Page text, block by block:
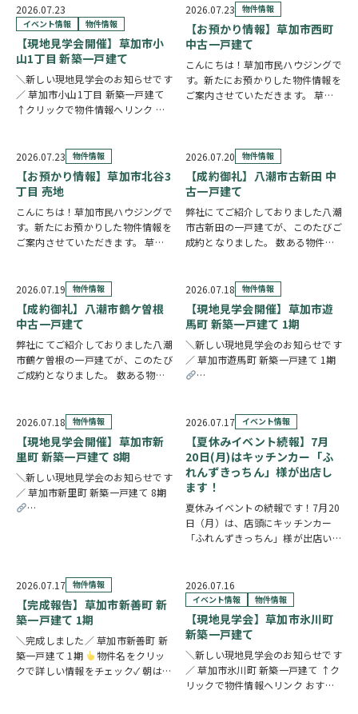
に、豊富な収納と暮らしに役立つ便
利な設備が毎日の暮らしを快適にサ
ポー…
い。長期優良住宅・BELS認定を取
得し、毎日の快適さと省エネ性能を
両立しまし…
2026.07.23
イベント情報 物件情報
【現地見学会開催】草加市小
山1丁目 新築一戸建て
＼新しい現地見学会のお知らせです
／ 草加市小山1丁目 新築一戸建て
↑クリックで物件情報へリンク お
LDKは15帖以上の開放的な空間で
す。リビングの様子を見守りながら
料理が作れる…
2026.07.23 物件情報
【お預かり情報】草加市西町
中古一戸建て
こんにちは！草加市民ハウジングで
す。新たにお預かりした物件情報を
ご案内させていただきます。 草加
しが心地よく差し込む住まいです。
全居室6帖以上…
2026.07.23 物件情報
【お預かり情報】草加市北谷3
丁目 売地
こんにちは！草加市民ハウジングで
す。新たにお預かりした物件情報を
ご案内させていただきます。 草加
め、お好きな建築会社を自由にお選
びいただけます。43.51坪の広々と
した敷地を…
2026.07.20 物件情報
【成約御礼】八潮市古新田 中
古一戸建て
弊社にてご紹介しておりました八潮
市古新田の一戸建てが、このたびご
成約となりました。 数ある物件の
とても嬉しく思っております。 販
売期間中はたくさんのお問い合わせ
やご内覧をいただ…
2026.07.19 物件情報
【成約御礼】八潮市鶴ケ曽根
中古一戸建て
弊社にてご紹介しておりました八潮
市鶴ケ曽根の一戸建てが、このたび
ご成約となりました。 数ある物件
同とても嬉しく思っております。
販売期間中はたくさんのお問い合わ
せやご内覧をいた…
2026.07.18 物件情報
【現地見学会開催】草加市遊
馬町 新築一戸建て 1期
＼新しい現地見学会のお知らせです
／ 草加市遊馬町 新築一戸建て 1期
2026.07.18 物件情報
【現地見学会開催】草加市新
里町 新築一戸建て 8期
＼新しい現地見学会のお知らせです
／ 草加市新里町 新築一戸建て 8期
https://www.century21soka.com/st/
2026.07.17 イベント情報
【夏休みイベント続報】7月
20日(月)はキッチンカー「ふ
れんずきっちん」様が出店し
ます！
夏休みイベントの続報です！7月20
日（月）は、店頭にキッチンカー
「ふれんずきっちん」様が出店いた
をご用意しておりますので、ご家族
皆さまでぜひお立ち寄りください。
【販売メニュー…
2026.07.17 物件情報
【完成報告】草加市新善町 新
築一戸建て 1期
＼完成しました／ 草加市新善町 新
築一戸建て 1期
物件名をクリッ
クで詳しい情報をチェック✓ 朝は南
2026.07.16
イベント情報 物件情報
【現地見学会】草加市氷川町
新築一戸建て
＼新しい現地見学会のお知らせです
／ 草加市氷川町 新築一戸建て ↑ク
リックで物件情報へリンク おすす